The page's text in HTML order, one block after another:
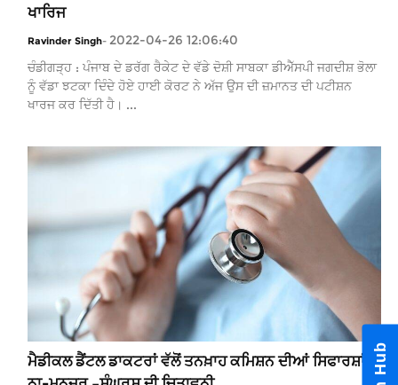
ਖਾਰਿਜ
Ravinder Singh- 2022-04-26 12:06:40
ਚੰਡੀਗੜ੍ਹ : ਪੰਜਾਬ ਦੇ ਡਰੱਗ ਰੈਕੇਟ ਦੇ ਵੱਡੇ ਦੋਸ਼ੀ ਸਾਬਕਾ ਡੀਐੱਸਪੀ ਜਗਦੀਸ਼ ਭੋਲਾ
ਨੂੰ ਵੱਡਾ ਝਟਕਾ ਦਿੰਦੇ ਹੋਏ ਹਾਈ ਕੋਰਟ ਨੇ ਅੱਜ ਉਸ ਦੀ ਜ਼ਮਾਨਤ ਦੀ ਪਟੀਸ਼ਨ
ਖਾਰਜ ਕਰ ਦਿੱਤੀ ਹੈ। ...
ਮੈਡੀਕਲ ਡੈਂਟਲ ਡਾਕਟਰਾਂ ਵੱਲੋਂ ਤਨਖ਼ਾਹ ਕਮਿਸ਼ਨ ਦੀਆਂ ਸਿਫਾਰਸ਼ਾਂ